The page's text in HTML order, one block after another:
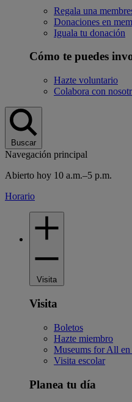
Regala una
Donaciones en
Iguala tu donación
Cómo te puedes
Hazte voluntario
Colabora con
Buscar
Navegación principal
Abierto hoy 10 a.m.–5 p.m.
Horario
Visita
Visita
Boletos
Hazte miembro
Museums for All
Visita escolar
Planea tu día